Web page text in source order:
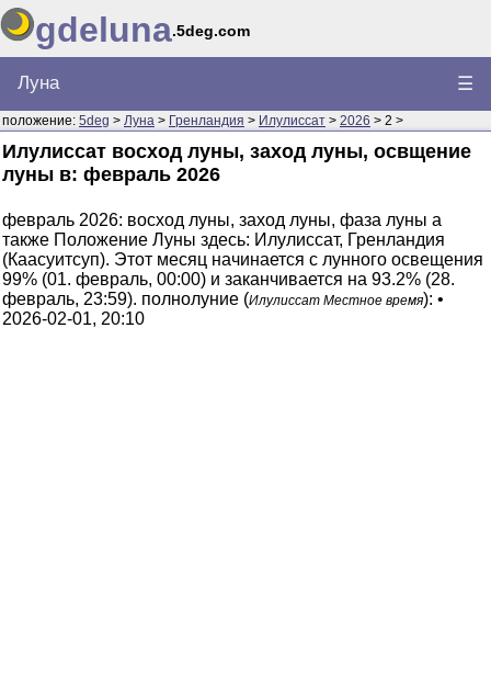
gdeluna.5deg.com
Луна ☰
положение: 5deg > Луна > Гренландия > Илулиссат > 2026 > 2 >
Илулиссат восход луны, заход луны, освщение
луны в: февраль 2026
февраль 2026: восход луны, заход луны, фаза луны а
также Положение Луны здесь: Илулиссат, Гренландия
(Каасуитсуп). Этот месяц начинается с лунного освещения
99% (01. февраль, 00:00) и заканчивается на 93.2% (28.
февраль, 23:59). полнолуние (Илулиссат Местное время): •
2026-02-01, 20:10